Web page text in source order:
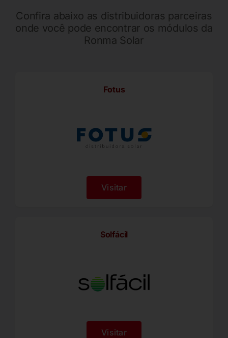
Confira abaixo as distribuidoras parceiras
onde você pode encontrar os módulos da
Ronma Solar
Fotus
Visitar
Solfácil
Visitar